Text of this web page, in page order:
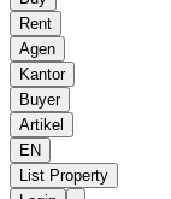
Rent
Agen
Kantor
Buyer
Artikel
EN
List Property